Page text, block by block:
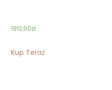
1912,00zł
Kup Teraz